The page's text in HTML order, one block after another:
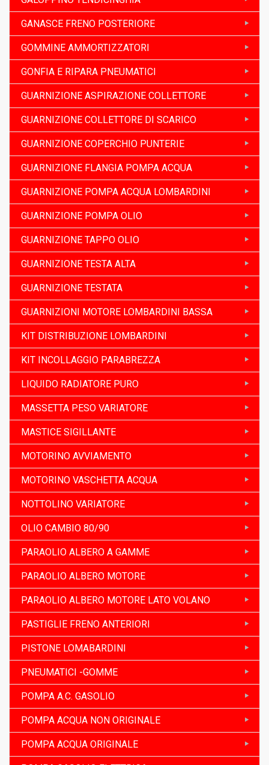
GANASCE FRENO POSTERIORE
GOMMINE AMMORTIZZATORI
GONFIA E RIPARA PNEUMATICI
GUARNIZIONE ASPIRAZIONE COLLETTORE
GUARNIZIONE COLLETTORE DI SCARICO
GUARNIZIONE COPERCHIO PUNTERIE
GUARNIZIONE FLANGIA POMPA ACQUA
GUARNIZIONE POMPA ACQUA LOMBARDINI
GUARNIZIONE POMPA OLIO
GUARNIZIONE TAPPO OLIO
GUARNIZIONE TESTA ALTA
GUARNIZIONE TESTATA
GUARNIZIONI MOTORE LOMBARDINI BASSA
KIT DISTRIBUZIONE LOMBARDINI
KIT INCOLLAGGIO PARABREZZA
LIQUIDO RADIATORE PURO
MASSETTA PESO VARIATORE
MASTICE SIGILLANTE
MOTORINO AVVIAMENTO
MOTORINO VASCHETTA ACQUA
NOTTOLINO VARIATORE
OLIO CAMBIO 80/90
PARAOLIO ALBERO A GAMME
PARAOLIO ALBERO MOTORE
PARAOLIO ALBERO MOTORE LATO VOLANO
PASTIGLIE FRENO ANTERIORI
PISTONE LOMABARDINI
PNEUMATICI -GOMME
POMPA A.C. GASOLIO
POMPA ACQUA NON ORIGINALE
POMPA ACQUA ORIGINALE